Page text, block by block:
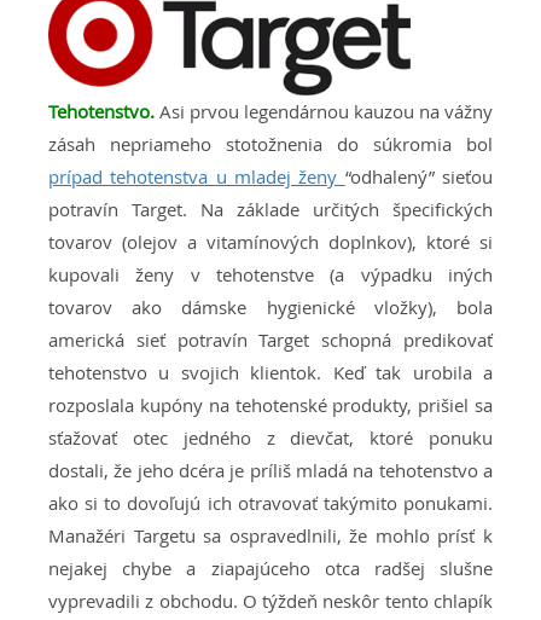
Tehotenstvo. Asi prvou legendárnou kauzou na vážny
zásah nepriameho stotožnenia do súkromia bol
prípad tehotenstva u mladej ženy “odhalený” sieťou
potravín Target. Na základe určitých špecifických
tovarov (olejov a vitamínových doplnkov), ktoré si
kupovali ženy v tehotenstve (a výpadku iných
tovarov ako dámske hygienické vložky), bola
americká sieť potravín Target schopná predikovať
tehotenstvo u svojich klientok. Keď tak urobila a
rozposlala kupóny na tehotenské produkty, prišiel sa
sťažovať otec jedného z dievčat, ktoré ponuku
dostali, že jeho dcéra je príliš mladá na tehotenstvo a
ako si to dovoľujú ich otravovať takýmito ponukami.
Manažéri Targetu sa ospravedlnili, že mohlo prísť k
nejakej chybe a ziapajúceho otca radšej slušne
vyprevadili z obchodu. O týždeň neskôr tento chlapík